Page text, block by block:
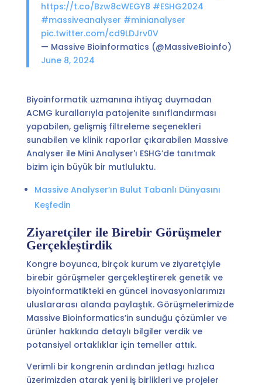
https://t.co/Bzw8cWEGY8 #ESHG2024
#massiveanalyser #minianalyser
pic.twitter.com/cd9LDJrv0V
— Massive Bioinformatics (@MassiveBioinfo)
June 8, 2024
Biyoinformatik uzmanına ihtiyaç duymadan
ACMG kurallarıyla patojenite sınıflandırması
yapabilen, gelişmiş filtreleme seçenekleri
sunabilen ve klinik raporlar çıkarabilen Massive
Analyser ile Mini Analyser'ı ESHG’de tanıtmak
bizim için büyük bir mutluluktu.
Massive Analyser’ın Bulut Tabanlı Dünyasını
Keşfedin
Ziyaretçiler ile Birebir Görüşmeler
Gerçekleştirdik
Kongre boyunca, birçok kurum ve ziyaretçiyle
birebir görüşmeler gerçekleştirerek genetik ve
biyoinformatikteki en güncel inovasyonlarımızı
uluslararası alanda paylaştık. Görüşmelerimizde
Massive Bioinformatics’in sunduğu çözümler ve
ürünler hakkında detaylı bilgiler verdik ve
potansiyel ortaklıklar için temeller attık.
Verimli bir kongrenin ardından jetlagı hızlıca
üzerimizden atarak yeni iş birlikleri ve projeler